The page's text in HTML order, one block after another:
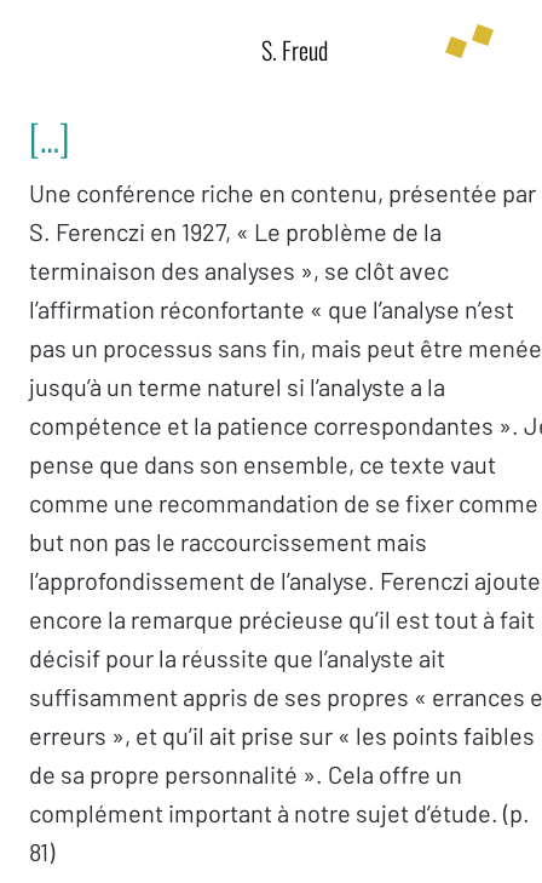
S. Freud
[…]
Une conférence riche en contenu, présentée par
S. Ferenczi en 1927, « Le problème de la
terminaison des analyses », se clôt avec
l’affirmation réconfortante « que l’analyse n’est
pas un processus sans fin, mais peut être menée
jusqu’à un terme naturel si l’analyste a la
compétence et la patience correspondantes ».
pense que dans son ensemble, ce texte vaut
comme une recommandation de se fixer comme
but non pas le raccourcissement mais
l’approfondissement de l’analyse. Ferenczi ajoute
encore la remarque précieuse qu’il est tout à fait
décisif pour la réussite que l’analyste ait
suffisamment appris de ses propres « errances
erreurs », et qu’il ait prise sur « les points faibles
de sa propre personnalité ». Cela offre un
complément important à notre sujet d’étude. (p.
81)